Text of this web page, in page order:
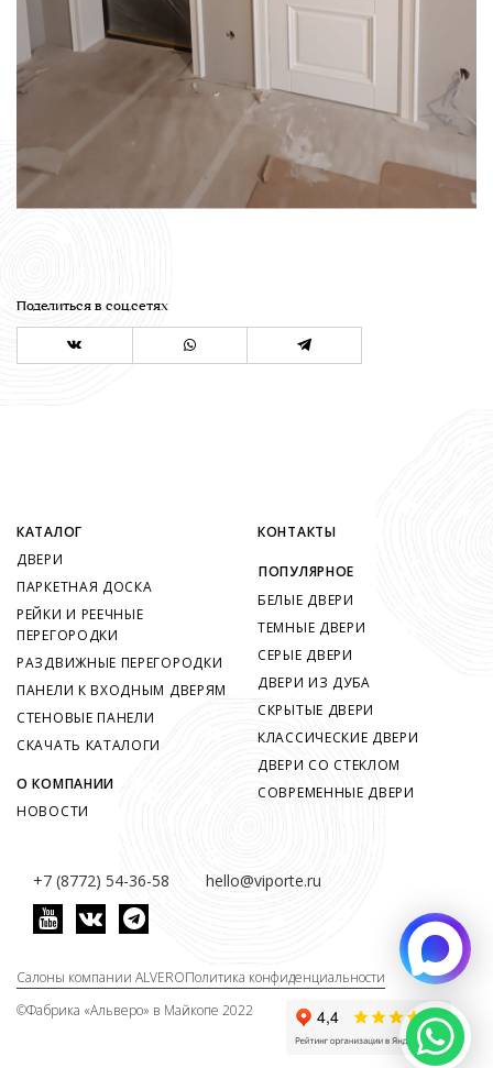
Поделиться в соц.сетях
+7 (8772) 54-36-58 hello@viporte.ru
КАТАЛОГ
ДВЕРИ
ПАРКЕТНАЯ ДОСКА
РЕЙКИ И РЕЕЧНЫЕ
ПЕРЕГОРОДКИ
РАЗДВИЖНЫЕ ПЕРЕГОРОДКИ
ПАНЕЛИ К ВХОДНЫМ ДВЕРЯМ
СТЕНОВЫЕ ПАНЕЛИ
СКАЧАТЬ КАТАЛОГИ
О КОМПАНИИ
НОВОСТИ
КОНТАКТЫ
ПОПУЛЯРНОЕ
БЕЛЫЕ ДВЕРИ
ТЕМНЫЕ ДВЕРИ
СЕРЫЕ ДВЕРИ
ДВЕРИ ИЗ ДУБА
СКРЫТЫЕ ДВЕРИ
КЛАССИЧЕСКИЕ ДВЕРИ
ДВЕРИ СО СТЕКЛОМ
СОВРЕМЕННЫЕ ДВЕРИ
©Фабрика «Альверо» в Майкопе 2022
Салоны компании ALVEROПолитика конфиденциальности